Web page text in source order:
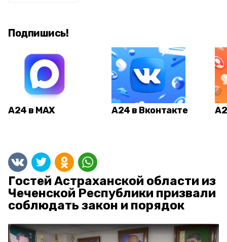
Подпишись!
А24 в MAX А24 в Вконтакте
Гостей Астраханской области из
Чеченской Республики призвали
соблюдать закон и порядок